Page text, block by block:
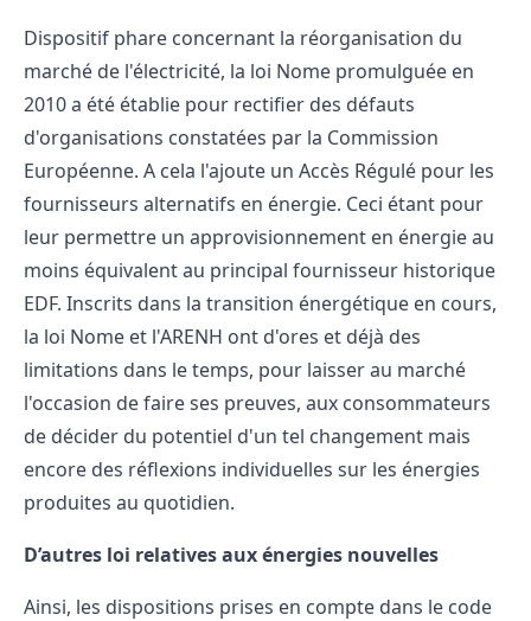
Dispositif phare concernant la réorganisation du
marché de l'électricité, la loi Nome promulguée en
2010a été établie pour rectifier des défauts
d'organisations constatées par la Commission
Européenne. A cela l'ajoute un Accès Régulé pour les
fournisseurs alternatifs en énergie. Ceci étant pour
leur permettre un approvisionnement en énergie au
moins équivalent au principal fournisseur historique
EDF. Inscrits dans la transition énergétique en cours,
la loi Nome et l'ARENH ont d'ores et déjà des
limitations dans le temps, pour laisser au marché
l'occasion de faire ses preuves, aux consommateurs
de décider du potentiel d'un tel changement mais
encore des réflexions individuelles sur les énergies
produites au quotidien.
D’autres loi relatives aux énergies nouvelles
Ainsi, les dispositions prises en compte dans le code